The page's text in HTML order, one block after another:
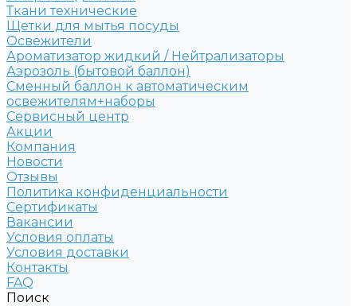
Ткани технические
Щетки для мытья посуды
Освежители
Ароматизатор жидкий / Нейтрализаторы
Аэрозоль (бытовой баллон)
Сменный баллон к автоматическим
освежителям+наборы
Сервисный центр
Акции
Компания
Новости
Отзывы
Политика конфиденциальности
Сертификаты
Вакансии
Условия оплаты
Условия доставки
Контакты
FAQ
Поиск